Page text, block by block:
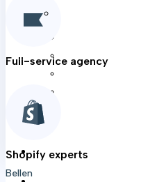
Cases
Over ons
Full-service agency
Shopify experts
Bellen